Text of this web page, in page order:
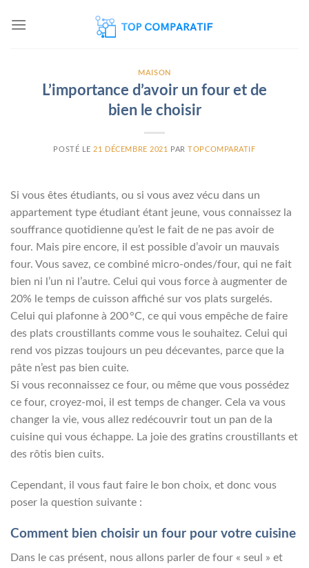
MAISON
L’importance d’avoir un four et de
bien le choisir
POSTÉ LE 21 DÉCEMBRE 2021 PARTOPCOMPARATIF
Si vous êtes étudiants, ou si vous avez vécu dans un
appartement type étudiant étant jeune, vous connaissez la
souffrance quotidienne qu’est le fait de ne pas avoir de
four. Mais pire encore, il est possible d’avoir un mauvais
four. Vous savez, ce combiné micro-ondes/four, qui ne fait
bien ni l’un ni l’autre. Celui qui vous force à augmenter de
20% le temps de cuisson affiché sur vos plats surgelés.
Celui qui plafonne à 200 °C, ce qui vous empêche de faire
des plats croustillants comme vous le souhaitez. Celui qui
rend vos pizzas toujours un peu décevantes, parce que la
pâte n’est pas bien cuite.
Si vous reconnaissez ce four, ou même que vous possédez
ce four, croyez-moi, il est temps de changer. Cela va vous
changer la vie, vous allez redécouvrir tout un pan de la
cuisine qui vous échappe. La joie des gratins croustillants et
des rôtis bien cuits.
Cependant, il vous faut faire le bon choix, et donc vous
poser la question suivante :
Comment bien choisir un four pour votre cuisine
Dans le cas présent, nous allons parler de four « seul » et